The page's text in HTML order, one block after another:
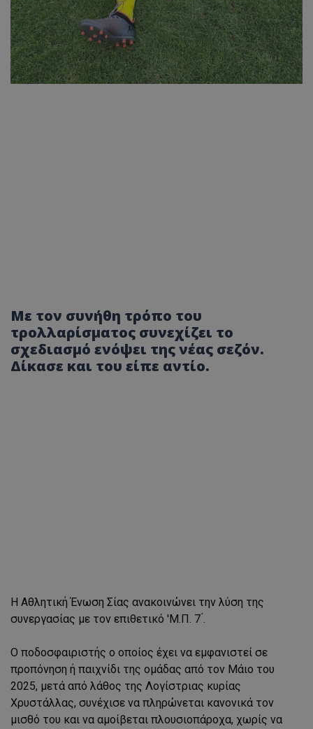
Με τον συνήθη τρόπο του
τρολλαρίσματος συνεχίζει το
σχεδιασμό ενόψει της νέας σεζόν.
Δίκασε και του είπε αντίο.
Η Αθλητική Ένωση Σίας ανακοινώνει την λύση της
συνεργασίας με τον επιθετικό 'Μ.Π. 7 ́.
Ο ποδοσφαιριστής ο οποίος έχει να εμφανιστεί σε
προπόνηση ή παιχνίδι της ομάδας από τον Μάιο του
2025, μετά από λάθος της Λογίστριας κυρίας
Χρυστάλλας, συνέχισε να πληρώνεται κανονικά τον
μισθό του και να αμοίβεται πλουσιοπάροχα, χωρίς να